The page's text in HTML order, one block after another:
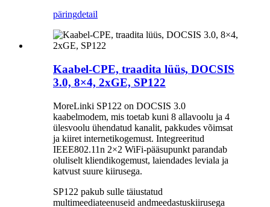
päringdetail
Kaabel-CPE, traadita lüüs, DOCSIS
3.0, 8×4, 2xGE, SP122
MoreLinki SP122 on DOCSIS 3.0
kaabelmodem, mis toetab kuni 8 allavoolu ja 4
ülesvoolu ühendatud kanalit, pakkudes võimsat
ja kiiret internetikogemust. Integreeritud
IEEE802.11n 2×2 WiFi-pääsupunkt parandab
oluliselt kliendikogemust, laiendades leviala ja
katvust suure kiirusega.
SP122 pakub sulle täiustatud
multimeediateenuseid andmeedastuskiirusega